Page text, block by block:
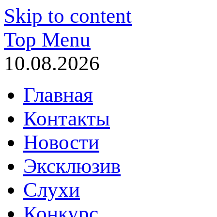
Skip to content
Top Menu
10.08.2026
Главная
Контакты
Новости
Эксклюзив
Слухи